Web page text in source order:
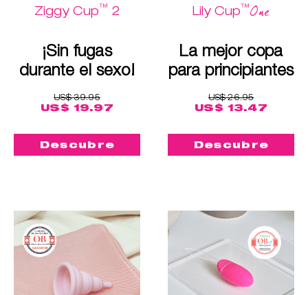
Ziggy Cup™ 2
¡Sin fugas
durante el sexo!
US$ 39.95
US$ 19.97
Descubre
Lily Cup™One
La mejor copa
para principiantes
US$ 26.95
US$ 13.47
Descubre